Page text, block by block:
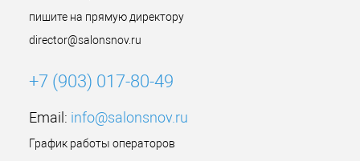
пишите на прямую директору
director@salonsnov.ru
+7 (903) 017-80-49
Email: info@salonsnov.ru
График работы операторов